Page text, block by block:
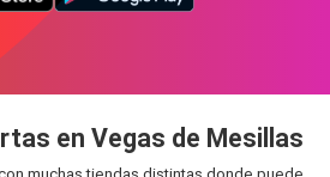
en Vegas de Mesillas